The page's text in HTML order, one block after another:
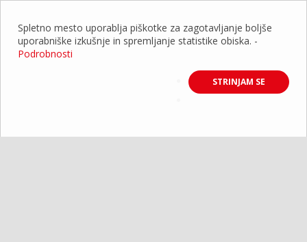
Spletno mesto uporablja piškotke za zagotavljanje boljše
uporabniške izkušnje in spremljanje statistike obiska. -
Podrobnosti
STRINJAM SE